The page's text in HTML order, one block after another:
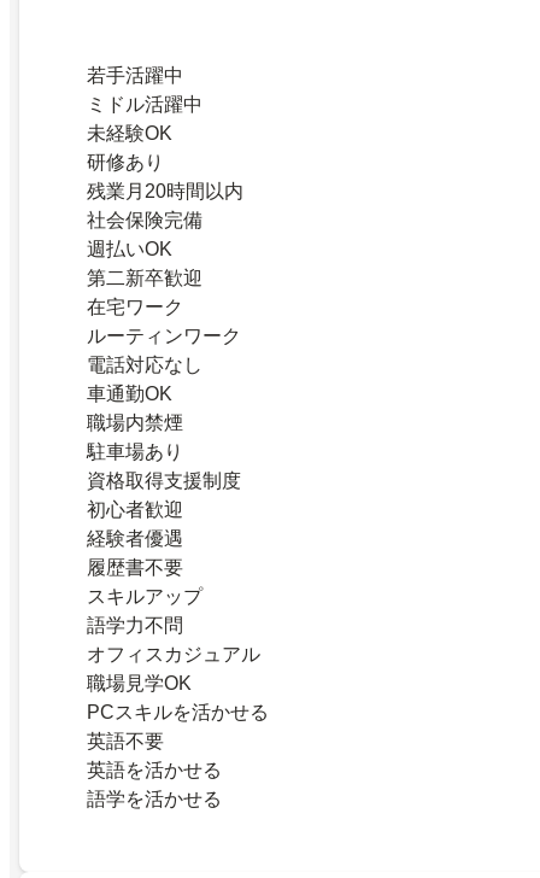
若手活躍中
ミドル活躍中
未経験OK
研修あり
残業月20時間以内
社会保険完備
週払いOK
第二新卒歓迎
在宅ワーク
ルーティンワーク
電話対応なし
車通勤OK
職場内禁煙
駐車場あり
資格取得支援制度
初心者歓迎
経験者優遇
履歴書不要
スキルアップ
語学力不問
オフィスカジュアル
職場見学OK
PCスキルを活かせる
英語不要
英語を活かせる
語学を活かせる